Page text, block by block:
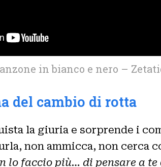
in bianco e nero –
del cambio di rotta
la giuria e sorprende i
non ammicca, non cerca
lo faccio più… di pensare a te